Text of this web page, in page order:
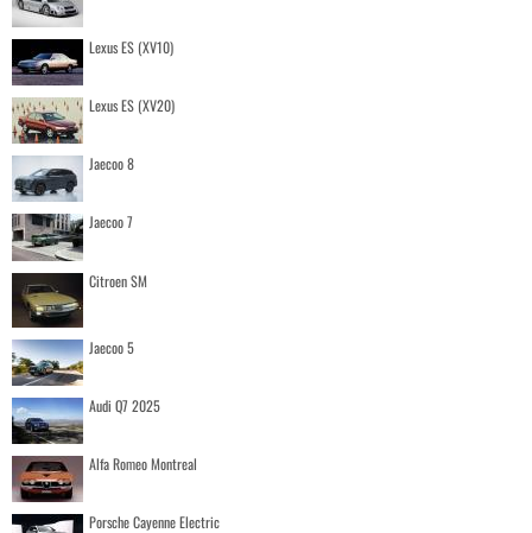
Lexus ES (XV10)
Lexus ES (XV20)
Jaecoo 8
Jaecoo 7
Citroen SM
Jaecoo 5
Audi Q7 2025
Alfa Romeo Montreal
Porsche Cayenne Electric